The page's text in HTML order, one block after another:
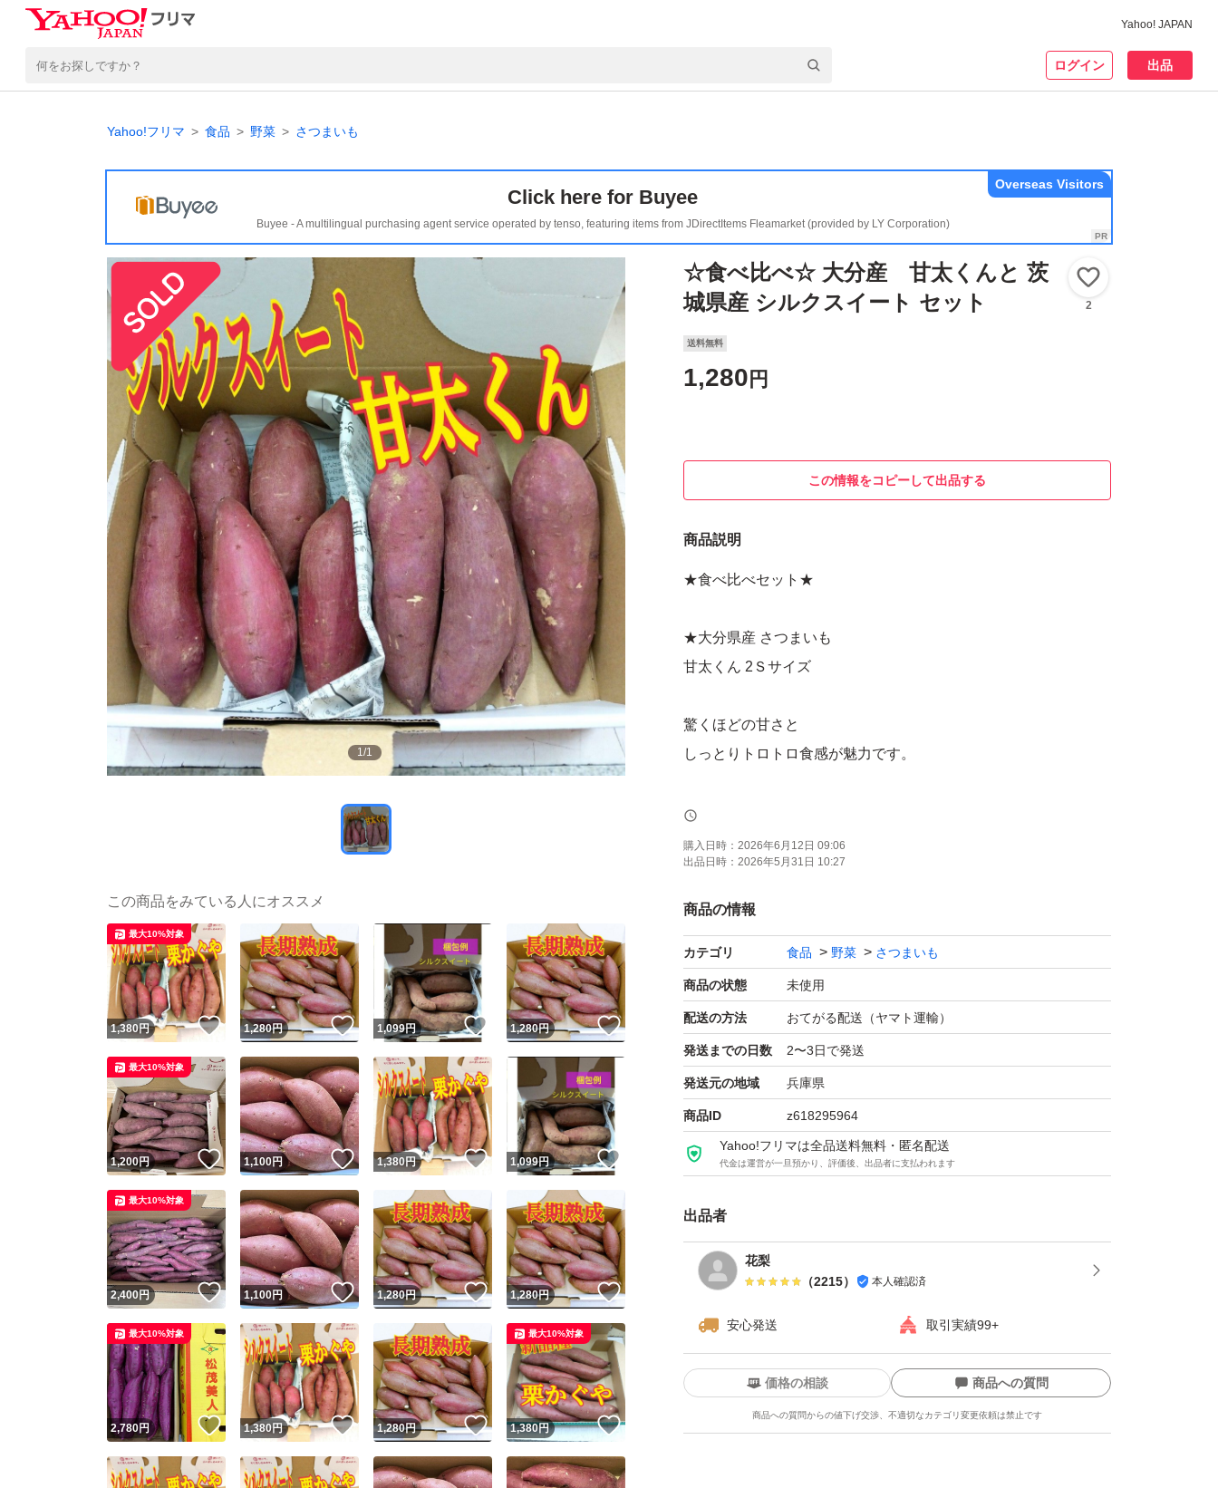
Yahoo! JAPAN
ログイン 出品
Yahoo!フリマ 食品 野菜 さつまいも
Click here for Buyee
Buyee - A multilingual purchasing agent service operated by tenso, featuring items from JDirectItems Fleamarket (provided by LY Corporation)
Overseas Visitors
1/1
☆食べ比べ☆ 大分産 甘太くんと 茨
城県産 シルクスイート セット
2
送料無料
1,280 円
この情報をコピーして出品する
商品説明
★食べ比べセット★
★大分県産 さつまいも
甘太くん 2Ｓサイズ
驚くほどの甘さと
しっとりトロトロ食感が魅力です。
★茨城県産 さつまいも
シルクスイート2 Ｓサイズ
しっとりなめらかな食感と甘さが魅力
★焼き芋屋が厳選した芋を発送致します。
ぜひ焼き芋にして食べてみて下さい♪
他にもシルクスイート 、鳴門金時、甘太くん、紅はるか
なども出品しますよ。
値下げ不可です
購入日時： 2026年6月12日 09:06
出品日時： 2026年5月31日 10:27
商品の情報
カテゴリ 食品 野菜 さつまいも
商品の状態 未使用
配送の方法 おてがる配送（ヤマト運輸）
発送までの日数 2〜3日で発送
発送元の地域 兵庫県
商品ID z618295964
Yahoo!フリマは全品送料無料・匿名配送
代金は運営が一旦預かり、評価後、出品者に支払われます
出品者
花梨
（2215） 本人確認済
安心発送 取引実績99+
価格の相談 商品への質問
商品への質問からの値下げ交渉、不適切なカテゴリ変更依頼は禁止です
この商品をみている人にオススメ
1,380円 いいね！
最大10%対象
1,280円 いいね！
1,099円 いいね！
1,280円 いいね！
1,200円 いいね！
最大10%対象
1,100円 いいね！
1,380円 いいね！
1,099円
2,400円 いいね！
最大10%対象
1,100円 いいね！
1,280円 いいね！
1,280円 いいね！
2,780円 いいね！
最大10%対象
1,380円 いいね！
1,280円 いいね！
1,380円 いいね！
最大10%対象